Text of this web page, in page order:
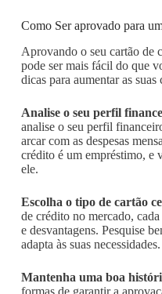
Como Ser aprovado para
Aprovando o seu cartão de
pode ser mais fácil do que
dicas para aumentar as suas
Analise o seu perfil
analise o seu perfil
arcar com as despesas
crédito é um empréstimo, e
ele.
Escolha o tipo de cartão
de crédito no mercado,
e desvantagens. Pesquise
adapta às suas necessidades.
Mantenha uma boa
formas de garantir a